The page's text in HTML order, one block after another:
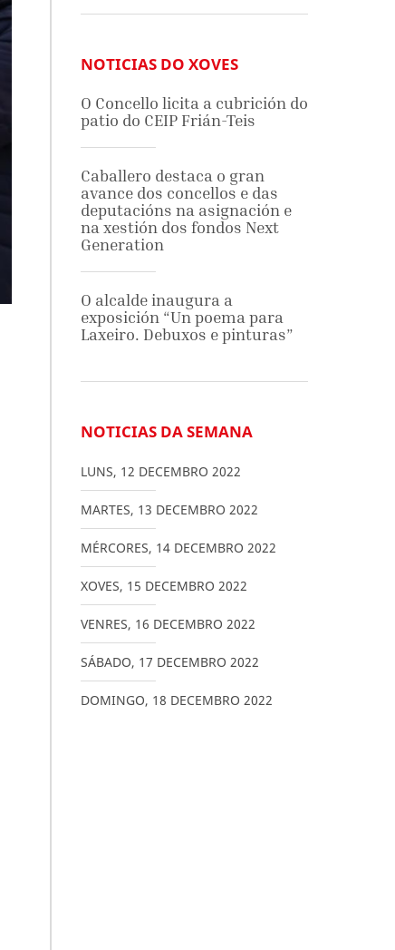
NOTICIAS DO XOVES
O Concello licita a cubrición do
patio do CEIP Frián-Teis
Caballero destaca o gran
avance dos concellos e das
deputacións na asignación e
na xestión dos fondos Next
Generation
O alcalde inaugura a
exposición “Un poema para
Laxeiro. Debuxos e pinturas”
NOTICIAS DA SEMANA
LUNS, 12 DECEMBRO 2022
MARTES, 13 DECEMBRO 2022
MÉRCORES, 14 DECEMBRO 2022
XOVES, 15 DECEMBRO 2022
VENRES, 16 DECEMBRO 2022
SÁBADO, 17 DECEMBRO 2022
DOMINGO, 18 DECEMBRO 2022